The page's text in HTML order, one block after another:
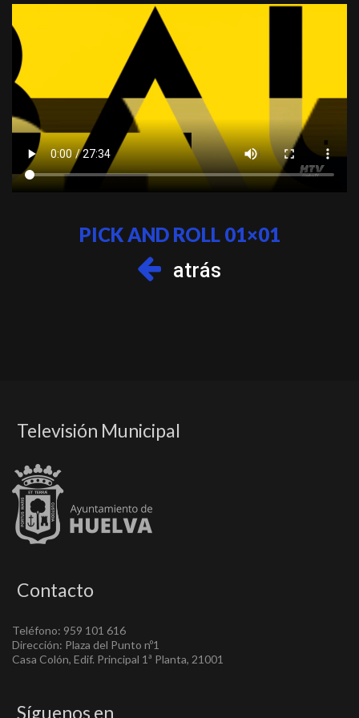
PICK AND ROLL 01×01
atrás
Televisión Municipal
Contacto
Teléfono: 959 101 616
Dirección: Plaza del Punto nº1
Casa Colón, Edif. Principal 1ª Planta, 21001
Síguenos en